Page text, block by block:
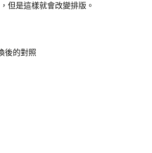
但是這樣就會改變排版。
後的對照